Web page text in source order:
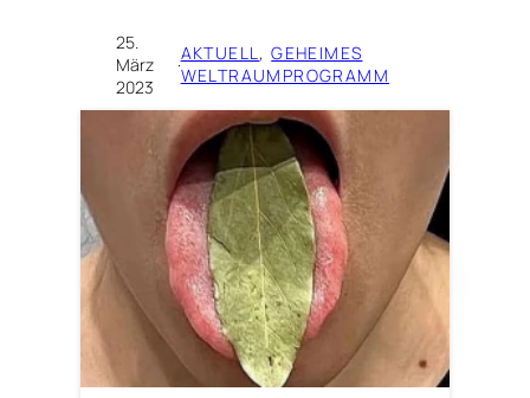
25.
März
2023
·AKTUELL, GEHEIMES
WELTRAUMPROGRAMM